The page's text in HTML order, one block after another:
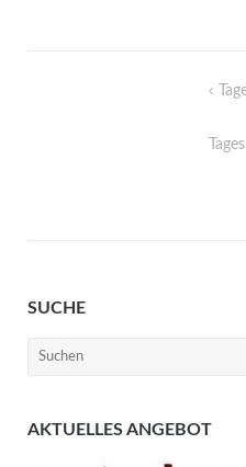
Beitragsnavigation
SUCHE
Suchen
AKTUELLES ANGEBOT